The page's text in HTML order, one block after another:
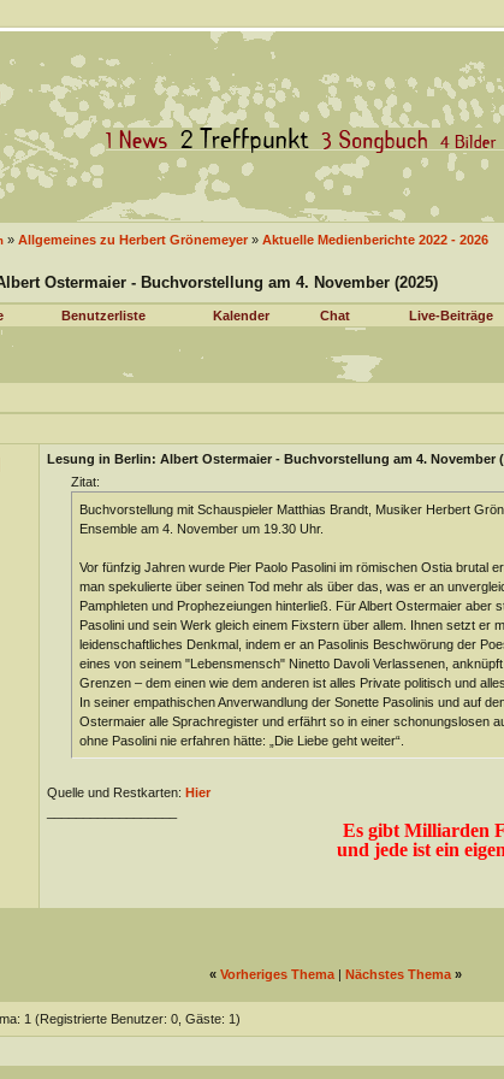
» Allgemeines zu Herbert Grönemeyer» Aktuelle Medienberichte 2022 - 2026
Ostermaier - Buchvorstellung am 4. November (2025)
Benutzerliste Kalender Chat Live-Beiträge
Lesung in Berlin: Albert Ostermaier - Buchvorstellung am 4. November
Zitat:
Buchvorstellung mit Schauspieler Matthias Brandt, Musiker Herbert
Ensemble am 4. November um 19.30 Uhr.
Vor fünfzig Jahren wurde Pier Paolo Pasolini im römischen Ostia brutal
man spekulierte über seinen Tod mehr als über das, was er an
Pamphleten und Prophezeiungen hinterließ. Für Albert Ostermaier aber
Pasolini und sein Werk gleich einem Fixstern über allem. Ihnen setzt er
leidenschaftliches Denkmal, indem er an Pasolinis Beschwörung der
eines von seinem "Lebensmensch" Ninetto Davoli Verlassenen,
Grenzen – dem einen wie dem anderen ist alles Private politisch und
In seiner empathischen Anverwandlung der Sonette Pasolinis und auf
Ostermaier alle Sprachregister und erfährt so in einer schonungslosen
ohne Pasolini nie erfahren hätte: „Die Liebe geht weiter“.
Quelle und Restkarten: Hier
Es gibt Milliarden
und jede ist ein
« Vorheriges Thema | Nächstes Thema »
1 (Registrierte Benutzer: 0, Gäste: 1)